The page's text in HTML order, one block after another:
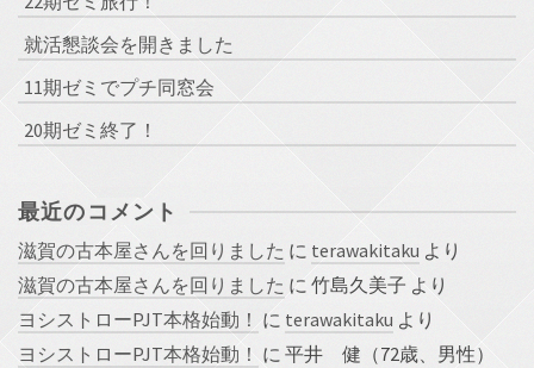
就活懇談会を開きました
11期ゼミでプチ同窓会
20期ゼミ終了！
最近のコメント
滋賀の古本屋さんを回りました に terawakitaku より
滋賀の古本屋さんを回りました に 竹島久美子 より
ヨシストローPJT本格始動！ に terawakitaku より
ヨシストローPJT本格始動！ に 平井 健（72歳、男性）